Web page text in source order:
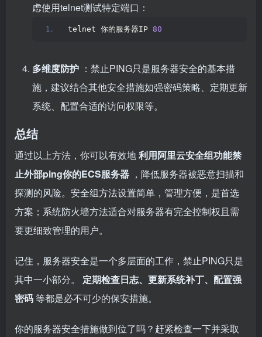
虑使用telnet测试特定端口：
telnet 你的服务器IP 80
多维度防护 ：禁止PING只是服务器安全的基本措
施，建议结合其他安全措施如强密码策略、定期更新
系统、配置合适的访问权限等。
总结
通过以上方法，你可以有效地利用阿里云安全组功能禁
止外部ping你的ECS服务器 ，降低服务器被恶意扫描和
探测的风险。安全组方法设置简单，管理方便，是首选
方案；系统防火墙方法适合对服务器有完全控制权且需
要更细致管理的用户。
记住，服务器安全是一个多层面的工作，禁止PING只是
其中一小部分。 定期检查日志、更新系统补丁、配置强
密码等都是必不可少的保安措施。
你的服务器安全措施做到位了吗？赶紧检查一下并采取